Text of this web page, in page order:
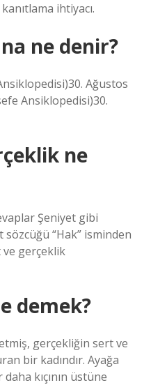
ihtiyacı.
ne denir?
Ağustos
Ansiklopedisi)30.
ne
Şeniyet gibi
“Hak” isminden
gerçeklik
demek?
gerçekliğin sert ve
bir kadındır. Ayağa
kıçının üstüne